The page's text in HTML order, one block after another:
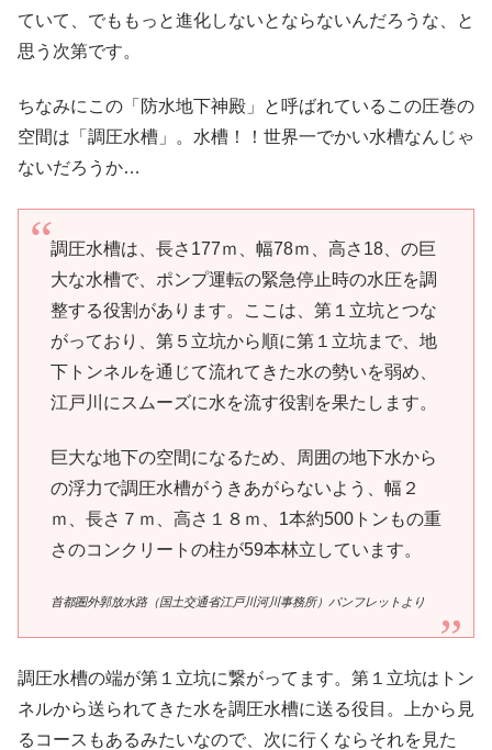
ていて、でももっと進化しないとならないんだろうな、と
思う次第です。
ちなみにこの「防水地下神殿」と呼ばれているこの圧巻の
空間は「調圧水槽」。水槽！！世界一でかい水槽なんじゃ
ないだろうか…
調圧水槽は、長さ177ｍ、幅78ｍ、高さ18、の巨
大な水槽で、ポンプ運転の緊急停止時の水圧を調
整する役割があります。ここは、第１立坑とつな
がっており、第５立坑から順に第１立坑まで、地
下トンネルを通じて流れてきた水の勢いを弱め、
江戸川にスムーズに水を流す役割を果たします。
巨大な地下の空間になるため、周囲の地下水から
の浮力で調圧水槽がうきあがらないよう、幅２
ｍ、長さ７ｍ、高さ１８ｍ、1本約500トンもの重
さのコンクリートの柱が59本林立しています。
首都圏外郭放水路（国土交通省江戸川河川事務所）パンフレットより
調圧水槽の端が第１立坑に繋がってます。第１立坑はトン
ネルから送られてきた水を調圧水槽に送る役目。上から見
るコースもあるみたいなので、次に行くならそれを見た